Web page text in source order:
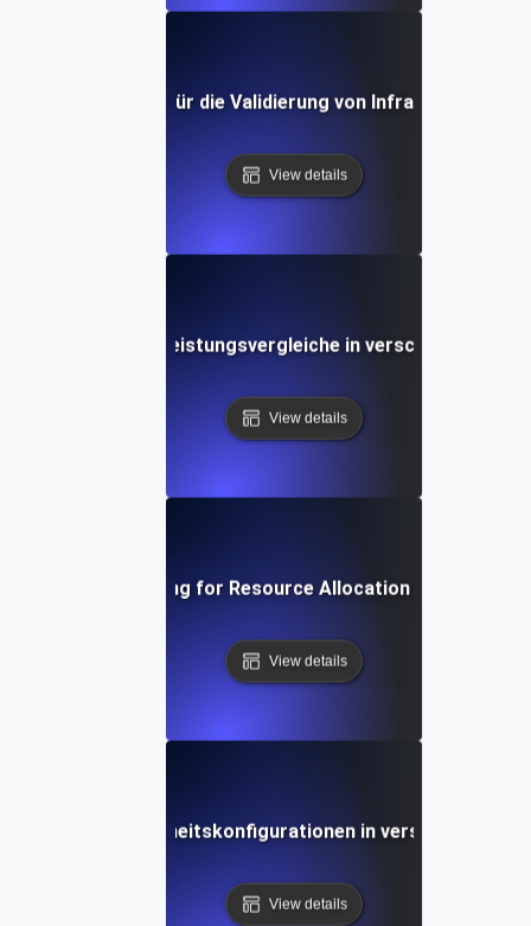
Umgebungstest für die Validierung von Infrastruktur als
View details
Umwelttests für Leistungsvergleiche in verschiedenen
View details
Environment Testing for Resource Allocation in Virtual
View details
für Sicherheitskonfigurationen in verschiedenen
View details